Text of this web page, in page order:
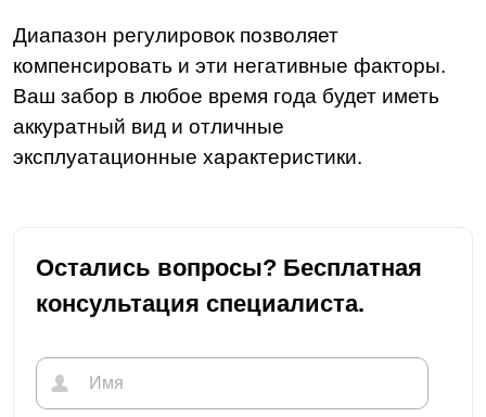
Диапазон регулировок позволяет
компенсировать и эти негативные факторы.
Ваш забор в любое время года будет иметь
аккуратный вид и отличные
эксплуатационные характеристики.
Остались вопросы? Бесплатная
консультация специалиста.